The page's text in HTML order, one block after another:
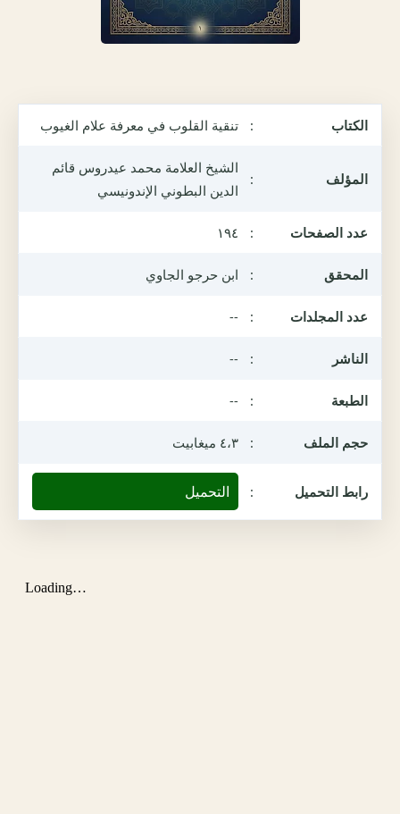
الكتاب : تنقية القلوب في معرفة علام الغيوب
المؤلف :
الشيخ العلامة محمد عيدروس قائم
الدين البطوني الإندونيسي
عدد الصفحات : ١٩٤
المحقق : ابن حرجو الجاوي
عدد المجلدات :
--
الناشر :
--
الطبعة :
--
حجم الملف : ٤،٣ ميغابيت
رابط التحميل : التحميل